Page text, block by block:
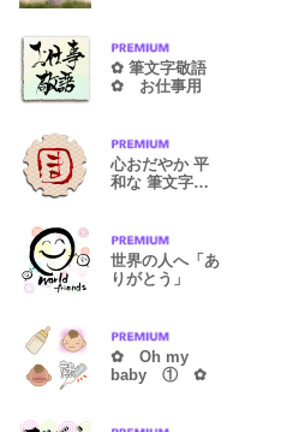
✿ 筆文字敬語
✿ お仕事用
心おだやか 平
和な 筆文字言
世界の人へ「あ
りがとう」
✿ Oh my
baby ① ✿